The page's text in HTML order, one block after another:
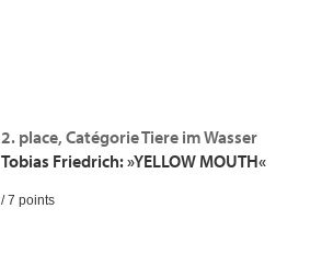
2. place, Catégorie Tiere im Wasser
Tobias Friedrich: »YELLOW MOUTH«
/ 7 points